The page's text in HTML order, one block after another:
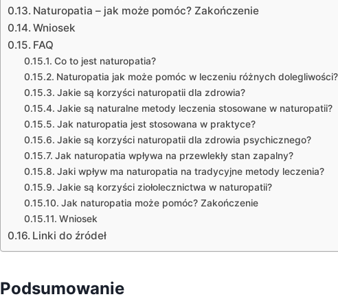
Naturopatia – jak może pomóc? Zakończenie
Wniosek
FAQ
Co to jest naturopatia?
Naturopatia jak może pomóc w leczeniu różnych dolegliwości?
Jakie są korzyści naturopatii dla zdrowia?
Jakie są naturalne metody leczenia stosowane w naturopatii?
Jak naturopatia jest stosowana w praktyce?
Jakie są korzyści naturopatii dla zdrowia psychicznego?
Jak naturopatia wpływa na przewlekły stan zapalny?
Jaki wpływ ma naturopatia na tradycyjne metody leczenia?
Jakie są korzyści ziołolecznictwa w naturopatii?
Jak naturopatia może pomóc? Zakończenie
Wniosek
Linki do źródeł
Podsumowanie